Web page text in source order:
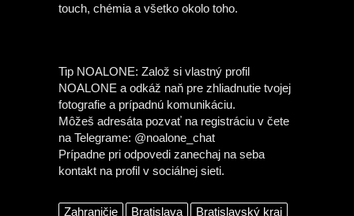
touch, chémia a všetko okolo toho.
Tip NOALONE: Založ si vlastný profil
NOALONE a odkáž naň pre zhliadnutie tvojej
fotografie a prípadnú komunikáciu.
Môžeš adresáta pozvať na registráciu v čete
na Telegrame: @noalone_chat
Prípadne pri odpovedi zanechaj na seba
kontakt na profil v sociálnej sieti.
Zahraničie Bratislava
Bratislavský kraj